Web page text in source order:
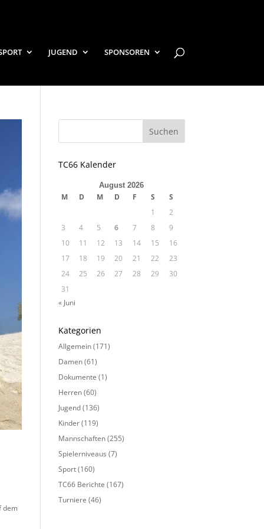
JUGEND SPONSOREN
dem
TC66 Kalender
August 2026
M D M D F S
S
1
2
3
4 5 6 7 8
9
10
11 12 13 14 15
16
17
18 19 20 21 22
23
24
25 26 27 28 29
30
31
« Juni
Kategorien
Allgemein(171)
Damen(61)
Dokumente (1)
Herren(60)
Jugend(136)
Kinder(119)
Mannschaften(255)
Spielerniveaus (7)
Sport(160)
TC66 Berichte (167)
Turniere (46)